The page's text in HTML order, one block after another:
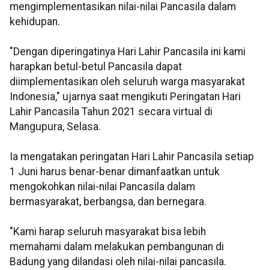
mengimplementasikan nilai-nilai Pancasila dalam
kehidupan.
"Dengan diperingatinya Hari Lahir Pancasila ini kami
harapkan betul-betul Pancasila dapat
diimplementasikan oleh seluruh warga masyarakat
Indonesia," ujarnya saat mengikuti Peringatan Hari
Lahir Pancasila Tahun 2021 secara virtual di
Mangupura, Selasa.
Ia mengatakan peringatan Hari Lahir Pancasila setiap
1 Juni harus benar-benar dimanfaatkan untuk
mengokohkan nilai-nilai Pancasila dalam
bermasyarakat, berbangsa, dan bernegara.
"Kami harap seluruh masyarakat bisa lebih
memahami dalam melakukan pembangunan di
Badung yang dilandasi oleh nilai-nilai pancasila.